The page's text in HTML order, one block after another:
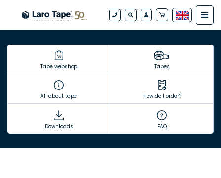
Tape webshop Tapes
All about tape How do I order?
Downloads FAQ